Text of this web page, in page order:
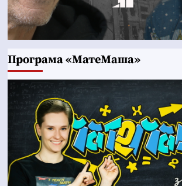
Програма «МатеМаша»